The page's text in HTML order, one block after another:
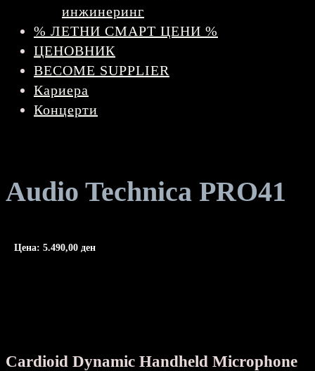
инжинеринг
% ЛЕТНИ СМАРТ ЦЕНИ %
ЦЕНОВНИК
BECOME SUPPLIER
Кариера
Концерти
Audio Technica PRO41
Цена: 5.490,00 ден
Cardioid Dynamic Handheld Microphone